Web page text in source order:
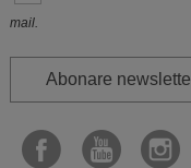
mail.
Abonare